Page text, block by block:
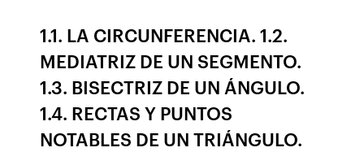
1.1. LA CIRCUNFERENCIA. 1.2.
MEDIATRIZ DE UN SEGMENTO.
1.3. BISECTRIZ DE UN ÁNGULO.
1.4. RECTAS Y PUNTOS
NOTABLES DE UN TRIÁNGULO.